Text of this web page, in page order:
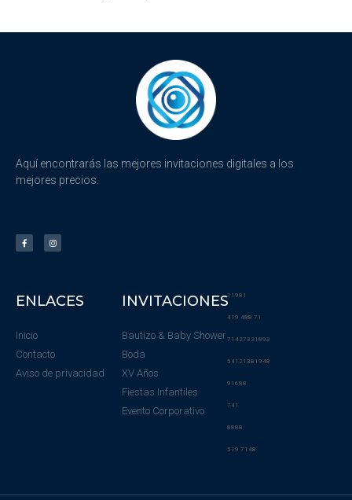
Aquí encontrarás las mejores invitaciones digitales a los
mejores precios.
ENLACES
Inicio
Contacto
Aviso de privacidad
INVITACIONES
Bautizo & Baby Shower
Boda
XV Años
Fiestas Infantiles
Evento Corporativo
11981
419 488 71
71427321893
54121381948
91688
741
8888
519 7148